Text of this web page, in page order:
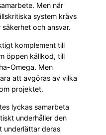
Men när
system krävs
och ansvar.
komplement till
öppen källkod, till
Omega. Men
att avgöras av vilka
projektet.
lyckas samarbeta
underhåller den
underlättar deras